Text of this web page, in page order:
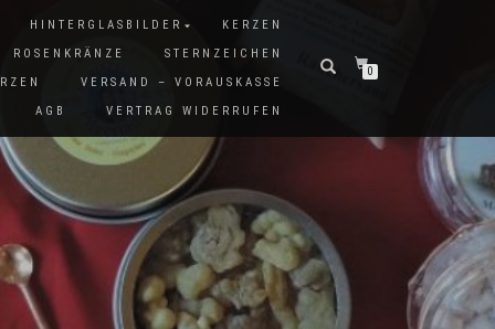
HINTERGLASBILDER
KERZEN
ROSENKRÄNZE
STERNZEICHEN
VERSAND – VORAUSKASSE
AGB
VERTRAG WIDERRUFEN
0